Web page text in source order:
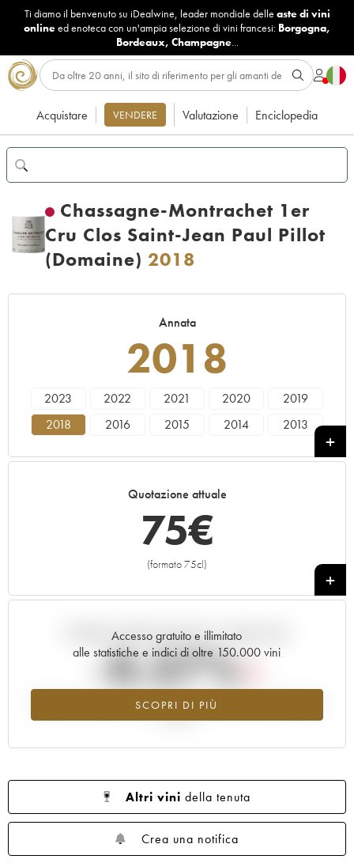
Ti diamo il benvenuto su iDealwine, leader mondiale delle aste di vini
onlineed enoteca con un'ampia selezione di vini francesi: Borgogna,
Bordeaux, Champagne...
Acquistare VENDERE Valutazione Enciclopedia
Chassagne-Montrachet 1er
Cru Clos Saint-Jean Paul Pillot
(Domaine) 2018
Annata
2018
2023 2022 2021 2020
2019
2018
2016 2015 2014
2013
Quotazione attuale
75€
(formato 75cl)
+
Accesso gratuito e illimitato
alle statistiche e indici di oltre 150.000 vini
SCOPRI DI PIÙ
Andamento della quotazione in tempo reale
-0.37%
Tendenza al ribasso per il valore dell'annata 2018 nel 2026 rispetto
Altri vini della tenuta
Crea una notifica